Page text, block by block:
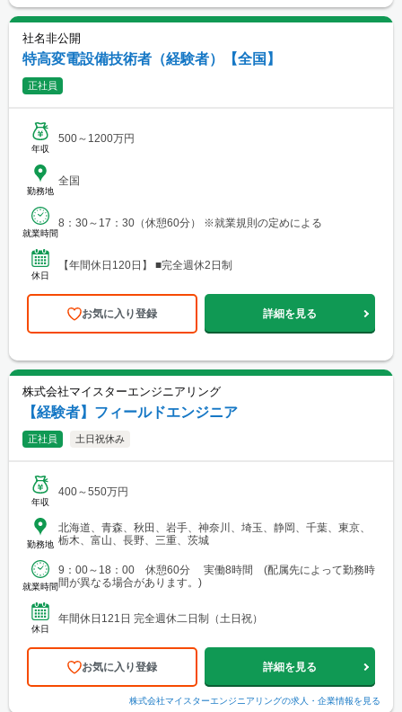
社名非公開
特高変電設備技術者（経験者）【全国】
正社員
年収
500～1200万円
勤務地
全国
就業時間
8：30～17：30（休憩60分） ※就業規則の定めによる
休日
【年間休日120日】 ■完全週休2日制
お気に入り登録 詳細を見る
株式会社マイスターエンジニアリング
【経験者】フィールドエンジニア
正社員 土日祝休み
年収
400～550万円
勤務地
北海道、青森、秋田、岩手、神奈川、埼玉、静岡、千葉、東京、
栃木、富山、長野、三重、茨城
就業時間
9：00～18：00 休憩60分 実働8時間 (配属先によって勤務時
間が異なる場合があります。)
休日
年間休日121日 完全週休二日制（土日祝）
お気に入り登録 詳細を見る
株式会社マイスターエンジニアリングの求人・企業情報を見る